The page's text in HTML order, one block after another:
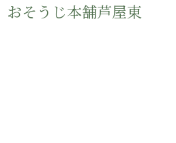
おそうじ本舗芦屋東